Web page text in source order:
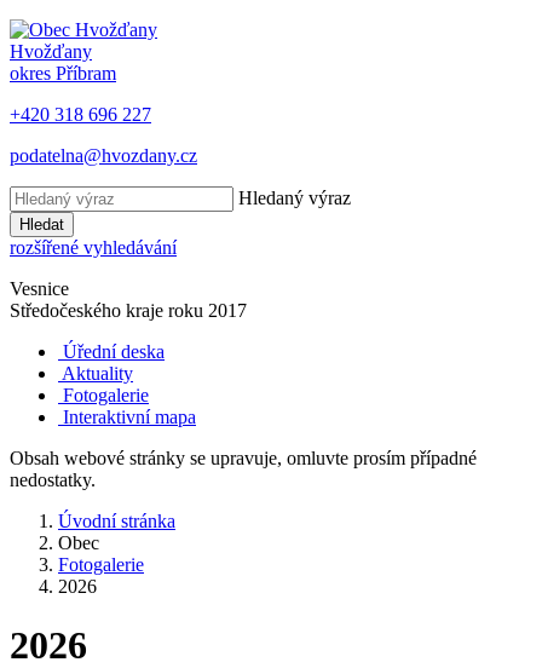
Hvožďany
okres Příbram
+420 318 696 227
podatelna@hvozdany.cz
Hledaný výraz
Hledat
rozšířené vyhledávání
Vesnice
Středočeského kraje roku 2017
Úřední deska
Aktuality
Fotogalerie
Interaktivní mapa
Obsah webové stránky se upravuje, omluvte prosím případné
nedostatky.
Úvodní stránka
Obec
Fotogalerie
2026
2026